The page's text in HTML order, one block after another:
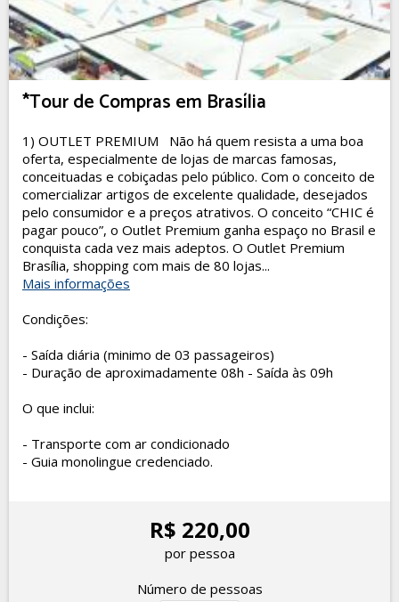
*Tour de Compras em Brasília
1) OUTLET PREMIUM Não há quem resista a uma boa
oferta, especialmente de lojas de marcas famosas,
conceituadas e cobiçadas pelo público. Com o conceito de
comercializar artigos de excelente qualidade, desejados
pelo consumidor e a preços atrativos. O conceito “CHIC é
pagar pouco”, o Outlet Premium ganha espaço no Brasil e
conquista cada vez mais adeptos. O Outlet Premium
Brasília, shopping com mais de 80 lojas...
Mais informações
Condições:
- Saída diária (minimo de 03 passageiros)
- Duração de aproximadamente 08h - Saída às 09h
O que inclui:
- Transporte com ar condicionado
- Guia monolingue credenciado.
R$ 220,00
por pessoa
Número de pessoas